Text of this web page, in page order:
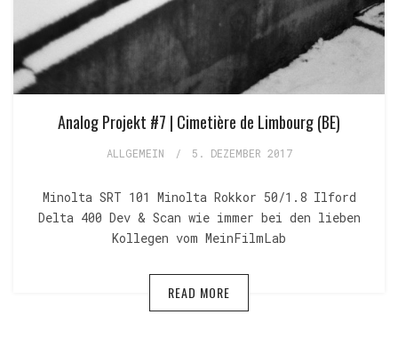
Analog Projekt #7 | Cimetière de Limbourg (BE)
ALLGEMEIN / 5. DEZEMBER 2017
Minolta SRT 101 Minolta Rokkor 50/1.8 Ilford
Delta 400 Dev & Scan wie immer bei den lieben
Kollegen vom MeinFilmLab
READ MORE